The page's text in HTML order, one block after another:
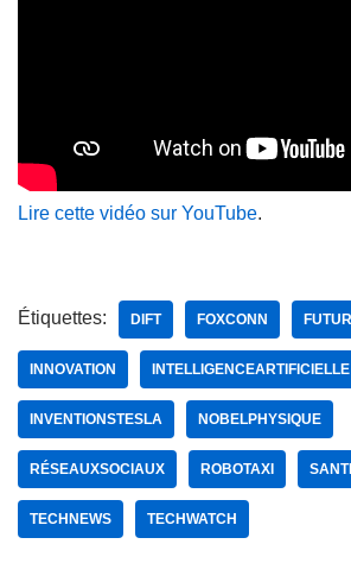
Lire cette vidéo sur YouTube.
Étiquettes: DIFT FOXCONN
INNOVATION INTELLIGENCEARTIFICIELLE
INVENTIONSTESLA NOBELPHYSIQUE
RÉSEAUXSOCIAUX ROBOTAXI
TECHNEWS TECHWATCH